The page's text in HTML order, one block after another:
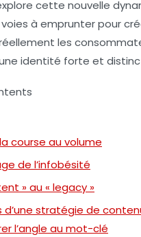
cette nouvelle
à emprunter pour
les
identité forte et
course au volume
de l’infobésité
» au « legacy »
d’une stratégie de
l’angle au mot-clé